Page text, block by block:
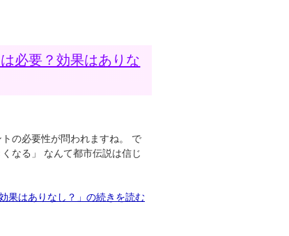
必要？効果はありな
の必要性が問われますね。 で
なる」 なんて都市伝説は信じ
果はありなし？」の続きを読む